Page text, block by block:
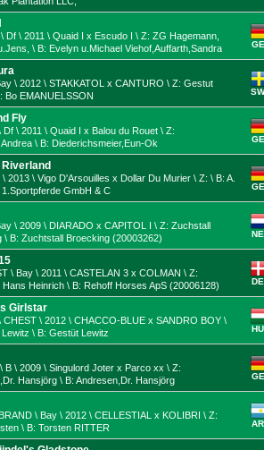
Df \ 2011 \ Quaid I x Escudo I \ Z: ZG Hagemann,
\ B: Evelyn u.Michael Viehof,Auffarth,Sandra
\ 2012 \ STAKKATOL x CANTURO \ Z: Gestut
Bo EMANUELSSON
Fly
Df \ 2011 \ Quaid I x Balou du Rouet \ Z:
\ B: Diederichsmeier,Eun-Ok
Riverland
2013 \ Vigo D'Arsouilles x Dollar Du Murier \ Z: \ B: A.
GmbH & C
\ 2009 \ DIARADO x CAPITOL I \ Z: Zuchstall
\ B: Zuchtstall Broecking (20003262)
\ Bay \ 2011 \ CASTELAN 3 x COLMAN \ Z:
Heinrich \ B: Rehoff Horses ApS (20006128)
Girlstar
CHEST \ 2012 \ CHACCO-BLUE x SANDRO BOY \
\ B: Gestüt Lewitz
B \ 2009 \ Singulord Joter x Parco xx \ Z:
Hansjörg \ B: Andresen,Dr. Hansjörg
\ Bay \ 2012 \ CELLESTIAL x KOLIBRI \ Z:
\ B: Torsten RITTER